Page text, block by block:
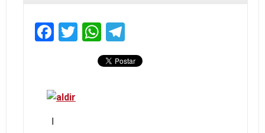
Facebook
TwitterWhatsApp
I